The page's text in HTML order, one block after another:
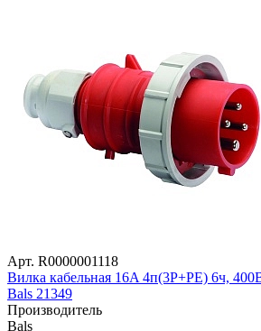
Арт. R0000001118
Вилка кабельная 16A 4п(3P+PE) 6ч,
Bals 21349
Производитель
Bals